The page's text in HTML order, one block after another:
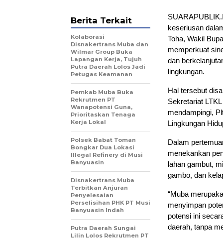
keseriusan
Toha, Wakil
memperkuat
dan
lingkungan.
Hal tersebut
Sekretariat
mendampingi,
Lingkungan
Dalam
menekankan
lahan gambut,
gambo, dan
“Muba
menyimpan
potensi ini
daerah, tanpa
Berita Terkait
Kolaborasi
Disnakertrans Muba dan
Wilmar Group Buka
Lapangan Kerja, Tujuh
Putra Daerah Lolos Jadi
Petugas Keamanan
Pemkab Muba Buka
Rekrutmen PT
Wanapotensi Guna,
Prioritaskan Tenaga
Kerja Lokal
Polsek Babat Toman
Bongkar Dua Lokasi
Illegal Refinery di Musi
Banyuasin
Disnakertrans Muba
Terbitkan Anjuran
Penyelesaian
Perselisihan PHK PT Musi
Banyuasin Indah
Putra Daerah Sungai
Lilin Lolos Rekrutmen PT